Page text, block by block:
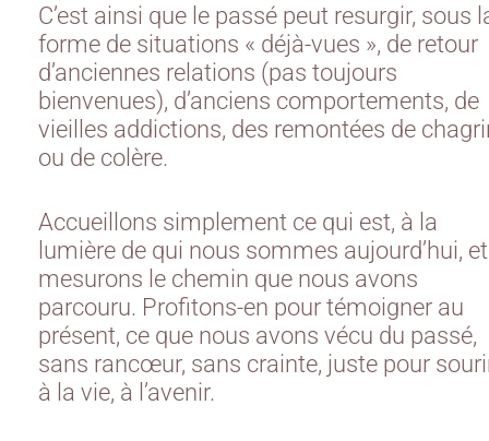
C’est ainsi que le passé peut resurgir, sous
forme de situations « déjà-vues », de retour
d’anciennes relations (pas toujours
bienvenues), d’anciens comportements, de
vieilles addictions, des remontées de
ou de colère.
Accueillons simplement ce qui est, à la
lumière de qui nous sommes aujourd’hui, et
mesurons le chemin que nous avons
parcouru. Profitons-en pour témoigner au
présent, ce que nous avons vécu du passé,
sans rancœur, sans crainte, juste pour
à la vie, à l’avenir.